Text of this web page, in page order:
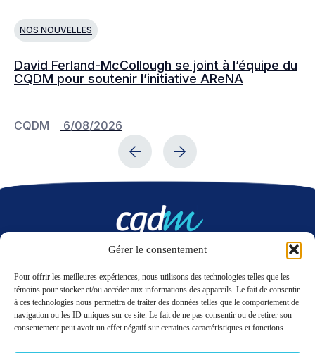
Gérer le consentement
Pour offrir les meilleures expériences, nous utilisons des technologies telles que les
témoins pour stocker et/ou accéder aux informations des appareils. Le fait de consentir
à ces technologies nous permettra de traiter des données telles que le comportement de
navigation ou les ID uniques sur ce site. Le fait de ne pas consentir ou de retirer son
consentement peut avoir un effet négatif sur certaines caractéristiques et fonctions.
NOS NOUVELLES
David Ferland-McCollough se joint à l’équipe du
CQDM pour soutenir l’initiative AReNA
CQDM 6/08/2026
LinkedIn Twitter